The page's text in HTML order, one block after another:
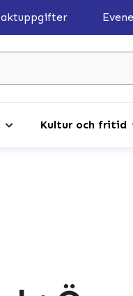
Kultur och fritid